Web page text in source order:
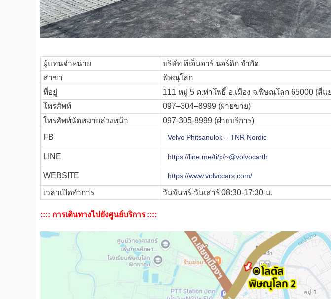
ผู้แทนจำหน่าย บริษัท ทีเอ็นอาร์ นอร์ดิก จำกัด
สาขา
พิษณุโลก
ที่อยู่
111 หมู่ 5 ต.ท่าโพธิ์ อ.เมือง จ.พิษณุโลก 65000 (สี่แ
โทรศัพท์
097–304–8999 (ฝ่ายขาย)
โทรศัพท์นัดหมายล่วงหน้า
097-305-8999 (ฝ่ายบริการ)
FB
Volvo Phitsanulok – TNR Nordic
LINE https://line.me/ti/p/~@volvocarth
WEBSITE https://www.volvocars.com/
เวลาเปิดทำการ วันจันทร์-วันเสาร์ 08:30-17:30 น.
:::: การเดินทางไปยังศูนย์บริการ ::::